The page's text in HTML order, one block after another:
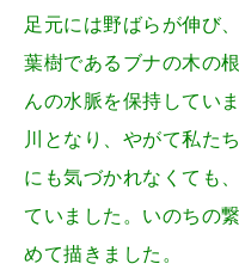
足元には野ばらが伸び
葉樹であるブナの木の
んの水脈を保持してい
川となり、やがて私た
にも気づかれなくても
ていました。いのちの
めて描きました。